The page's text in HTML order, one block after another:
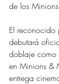
de los
El reconocido
debutará
doblaje como
en Minions &
entrega